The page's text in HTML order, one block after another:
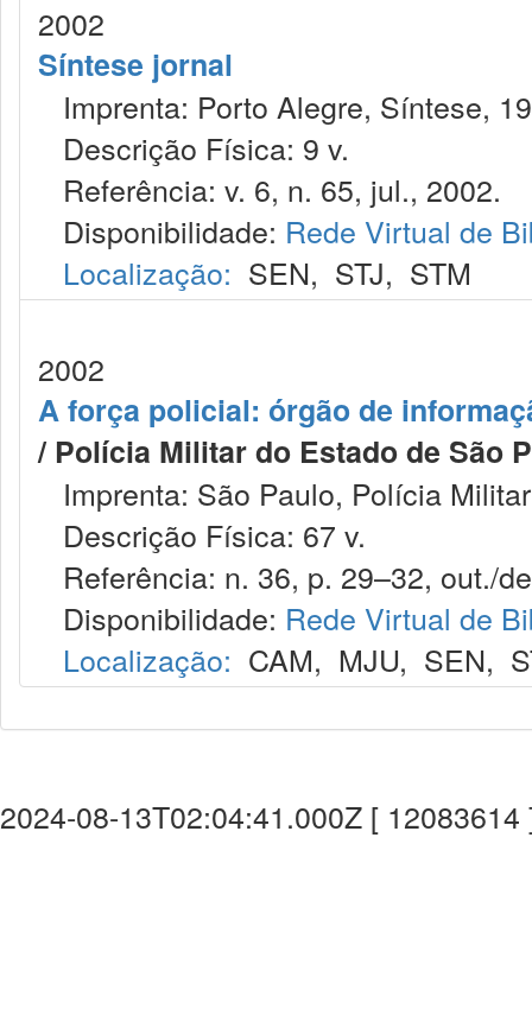
2002
Síntese jornal
Imprenta: Porto Alegre, Síntese,
Descrição Física: 9 v.
Referência: v. 6, n. 65, jul., 2002.
Disponibilidade: Rede Virtual de
Localização: SEN, STJ, STM
2002
A força policial: órgão de
/ Polícia Militar do Estado de São
Imprenta: São Paulo, Polícia
Descrição Física: 67 v.
Referência: n. 36, p. 29–32, out./
Disponibilidade: Rede Virtual de
Localização: CAM, MJU, SEN,
2024-08-13T02:04:41.000Z [ 12083614